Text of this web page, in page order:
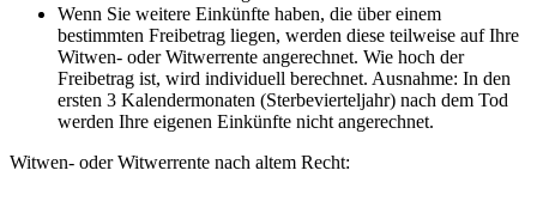
Wenn Sie weitere Einkünfte haben, die über einem
bestimmten Freibetrag liegen, werden diese teilweise auf Ihre
Witwen- oder Witwerrente angerechnet. Wie hoch der
Freibetrag ist, wird individuell berechnet. Ausnahme: In den
ersten 3 Kalendermonaten (Sterbevierteljahr) nach dem Tod
werden Ihre eigenen Einkünfte nicht angerechnet.
Witwen- oder Witwerrente nach altem Recht: